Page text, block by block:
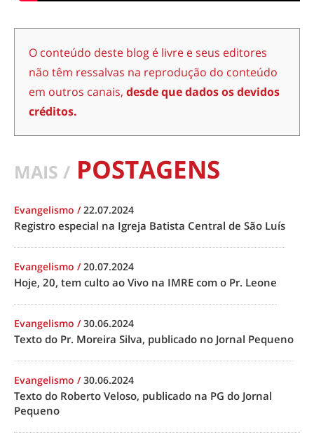
O conteúdo deste blog é livre e seus editores
não têm ressalvas na reprodução do conteúdo
em outros canais, desde que dados os devidos
créditos.
MAIS / POSTAGENS
Evangelismo /22.07.2024
Registro especial na Igreja Batista Central de São Luís
Evangelismo /20.07.2024
Hoje, 20, tem culto ao Vivo na IMRE com o Pr. Leone
Evangelismo /30.06.2024
Texto do Pr. Moreira Silva, publicado no Jornal Pequeno
Evangelismo /30.06.2024
Texto do Roberto Veloso, publicado na PG do Jornal
Pequeno